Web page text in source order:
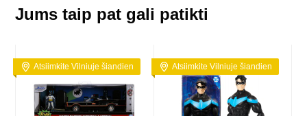
Jums taip pat gali patikti
Atsiimkite Vilniuje šiandien Atsiimkite Vilniuje šiandien